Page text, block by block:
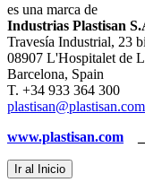
es una marca de
Industrias Plastisan
Travesía Industrial, 23
08907 L'Hospitalet de
Barcelona, Spain
T. +34 933 364 300
plastisan@plastisan.com
www.plastisan.com
Ir al Inicio